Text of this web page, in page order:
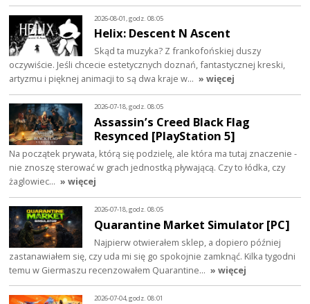
2026-08-01, godz. 08:05
Helix: Descent N Ascent
Skąd ta muzyka? Z frankofońskiej duszy
oczywiście. Jeśli chcecie estetycznych doznań, fantastycznej kreski,
artyzmu i pięknej animacji to są dwa kraje w… » więcej
2026-07-18, godz. 08:05
Assassin’s Creed Black Flag
Resynced [PlayStation 5]
Na początek prywata, którą się podzielę, ale która ma tutaj znaczenie -
nie znoszę sterować w grach jednostką pływającą. Czy to łódka, czy
żaglowiec… » więcej
2026-07-18, godz. 08:05
Quarantine Market Simulator [PC]
Najpierw otwierałem sklep, a dopiero później
zastanawiałem się, czy uda mi się go spokojnie zamknąć. Kilka tygodni
temu w Giermaszu recenzowałem Quarantine… » więcej
2026-07-04, godz. 08:01